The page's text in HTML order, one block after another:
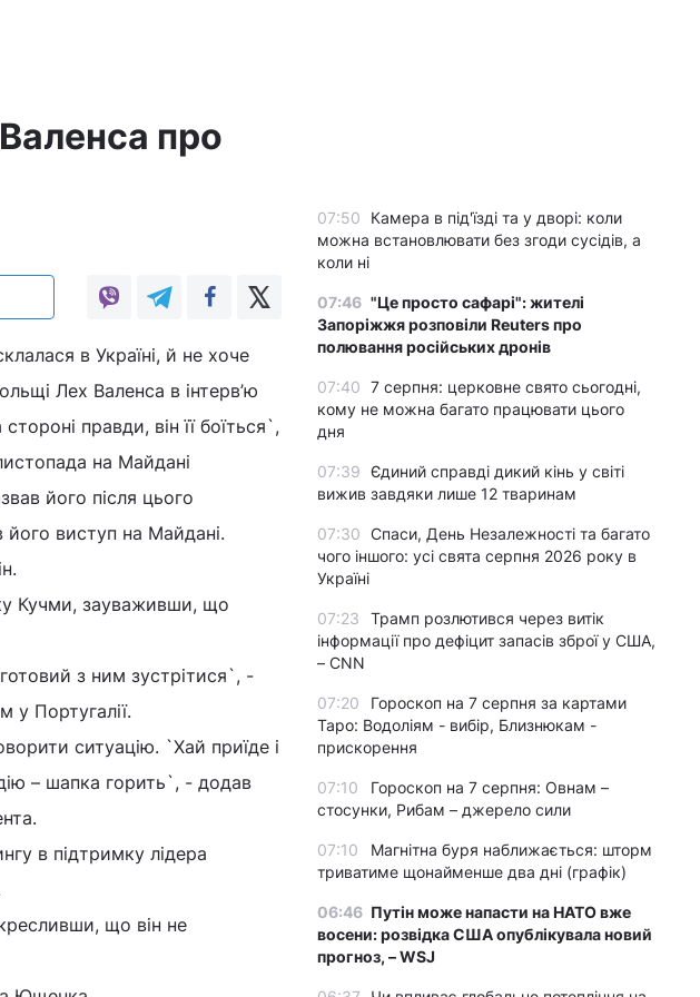
про
в Україні, й не хоче
Лех Валенса в інтерв’ю
правди, він її боїться`,
на Майдані
його після цього
виступ на Майдані.
Кучми, зауваживши, що
з ним зустрітися`, -
у Португалії.
ситуацію. `Хай приїде і
– шапка горить`, - додав
в підтримку лідера
що він не
07:50
Камера в під'їзді та у дворі: коли
можна встановлювати без згоди сусідів, а
коли ні
07:46 "Це просто сафарі": жителі
Запоріжжя розповіли Reuters про
полювання російських дронів
07:40 7 серпня: церковне свято сьогодні,
кому не можна багато працювати цього
дня
07:39 Єдиний справді дикий кінь у світі
вижив завдяки лише 12 тваринам
07:30 Спаси, День Незалежності та багато
чого іншого: усі свята серпня 2026 року в
Україні
07:23
Трамп розлютився через витік
інформації про дефіцит запасів зброї у США,
– CNN
07:20
Гороскоп на 7 серпня за картами
Таро: Водоліям - вибір, Близнюкам -
прискорення
07:10
Гороскоп на 7 серпня: Овнам –
стосунки, Рибам – джерело сили
07:10
Магнітна буря наближається: шторм
триватиме щонайменше два дні (графік)
06:46 Путін може напасти на НАТО вже
восени: розвідка США опублікувала новий
прогноз, – WSJ